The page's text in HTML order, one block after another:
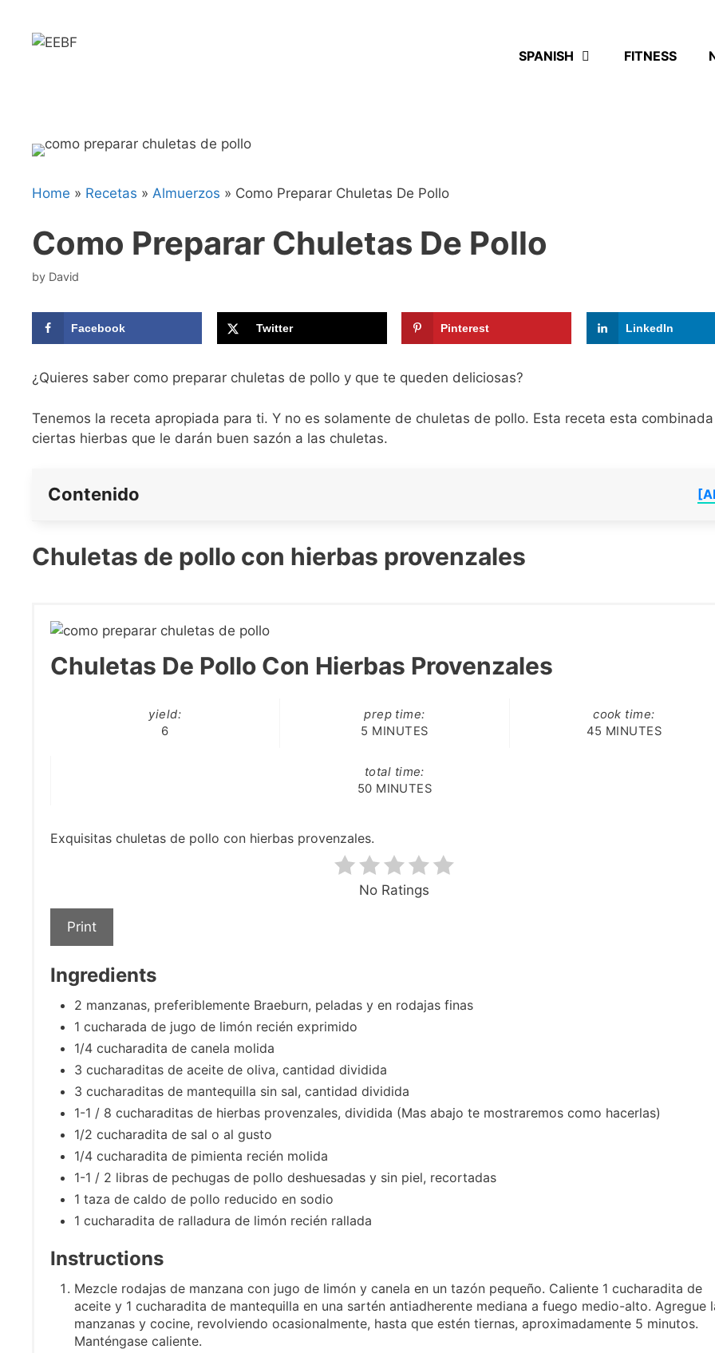
Recipe
content
SPANISH FITNESS
Home » Recetas » Almuerzos » Como Preparar Chuletas De Pollo
Como Preparar Chuletas De Pollo
by David
Facebook Twitter Pinterest LinkedIn
¿Quieres saber como preparar chuletas de pollo y que te queden deliciosas?
Tenemos la receta apropiada para ti. Y no es solamente de chuletas de pollo. Esta receta esta
ciertas hierbas que le darán buen sazón a las chuletas.
Contenido
Chuletas de pollo con hierbas provenzales
Chuletas De Pollo Con Hierbas Provenzales
yield:
6
prep time:
5 MINUTES
cook time:
45 MINUTES
total time:
50 MINUTES
Exquisitas chuletas de pollo con hierbas provenzales.
No Ratings
Print
Ingredients
2 manzanas, preferiblemente Braeburn, peladas y en rodajas finas
1 cucharada de jugo de limón recién exprimido
1/4 cucharadita de canela molida
3 cucharaditas de aceite de oliva, cantidad dividida
3 cucharaditas de mantequilla sin sal, cantidad dividida
1-1 / 8 cucharaditas de hierbas provenzales, dividida (Mas abajo te mostraremos como hacerlas)
1/2 cucharadita de sal o al gusto
1/4 cucharadita de pimienta recién molida
1-1 / 2 libras de pechugas de pollo deshuesadas y sin piel, recortadas
1 taza de caldo de pollo reducido en sodio
1 cucharadita de ralladura de limón recién rallada
Instructions
Mezcle rodajas de manzana con jugo de limón y canela en un tazón pequeño. Caliente 1 cucharadita de
aceite y 1 cucharadita de mantequilla en una sartén antiadherente mediana a fuego medio-alto. Agregue
manzanas y cocine, revolviendo ocasionalmente, hasta que estén tiernas, aproximadamente 5 minutos.
Manténgase caliente.